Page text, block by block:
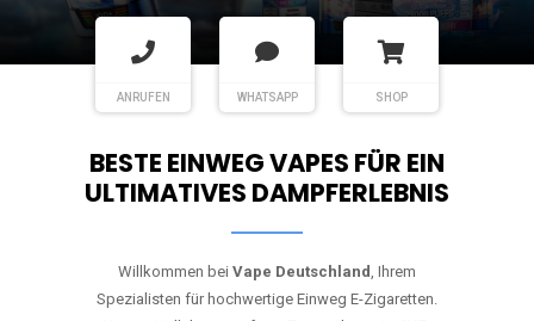
ANRUFEN WHATSAPP SHOP
BESTE EINWEG VAPES FÜR EIN
ULTIMATIVES DAMPFERLEBNIS
Willkommen bei Vape Deutschland, Ihrem
Spezialisten für hochwertige Einweg E-Zigaretten.